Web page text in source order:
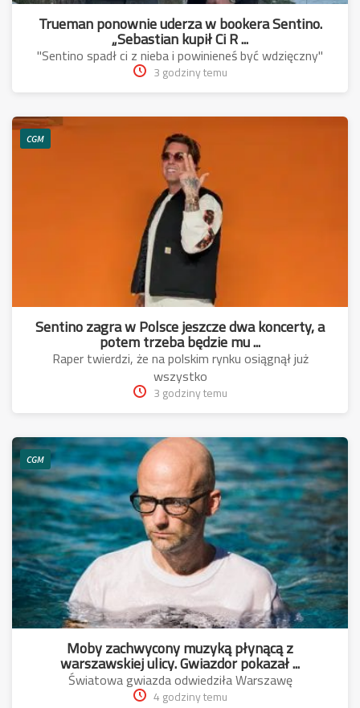
Trueman ponownie uderza w bookera Sentino.
„Sebastian kupił Ci R ...
"Sentino spadł ci z nieba i powinieneś być wdzięczny"
3 godziny temu
CGM
Sentino zagra w Polsce jeszcze dwa koncerty, a
potem trzeba będzie mu ...
Raper twierdzi, że na polskim rynku osiągnął już
wszystko
3 godziny temu
CGM
Moby zachwycony muzyką płynącą z
warszawskiej ulicy. Gwiazdor pokazał ...
Światowa gwiazda odwiedziła Warszawę
4 godziny temu